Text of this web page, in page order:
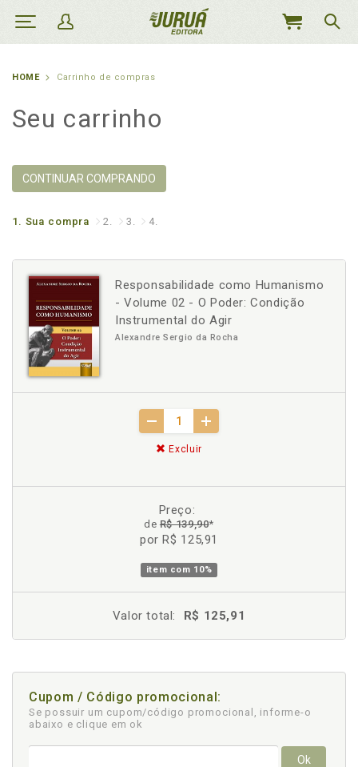
MEU
HOME Carrinho de compras
Seu carrinho
CONTINUAR COMPRANDO
1. Sua compra 2. 3. 4.
Responsabilidade como Humanismo
- Volume 02 - O Poder: Condição
Instrumental do Agir
Alexandre Sergio da Rocha
Excluir
Preço:
deR$ 139,90*
por R$ 125,91
item com 10%
Valor total: R$ 125,91
Cupom / Código promocional:
Se possuir um cupom/código promocional, informe-o
abaixo e clique em ok
Ok